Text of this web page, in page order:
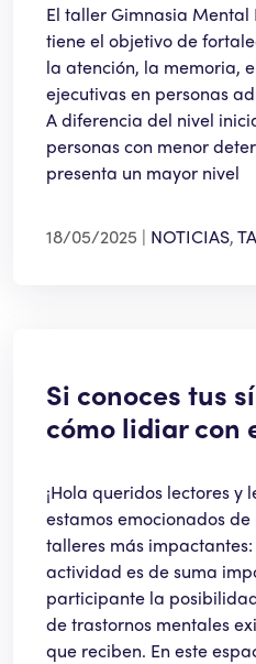
El taller Gimnasia Mental
tiene el objetivo de
la atención, la memoria,
ejecutivas en personas
A diferencia del nivel
personas con menor
presenta un mayor nivel
18/05/2025 NOTICIAS,
Si conoces tus
cómo lidiar con
¡Hola queridos lectores y
estamos emocionados
talleres más impactantes:
actividad es de suma
participante la
de trastornos mentales
que reciben. En este